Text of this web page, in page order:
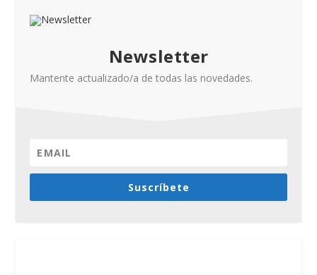
Newsletter
Mantente actualizado/a de todas las novedades.
Suscríbete